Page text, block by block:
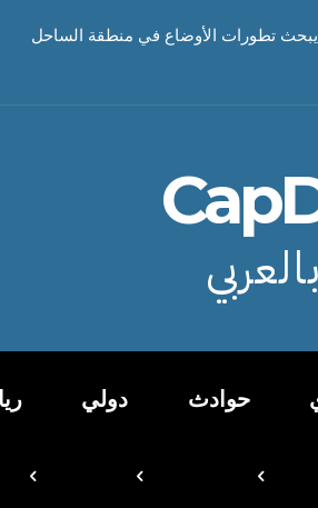
يبحث تطورات الأوضاع في منطقة الساحل
بالعربي
حوادث دولي